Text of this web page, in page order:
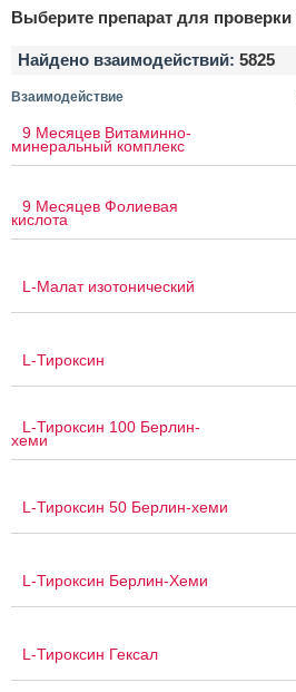
Выберите препарат для проверки
Найдено взаимодействий: 5825
Взаимодействие
9 Месяцев Витаминно-
минеральный комплекс
9 Месяцев Фолиевая
кислота
L-Малат изотонический
L-Тироксин
L-Тироксин 100 Берлин-
хеми
L-Тироксин 50 Берлин-хеми
L-Тироксин Берлин-Хеми
L-Тироксин Гексал